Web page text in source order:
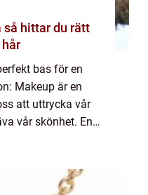
bas för en
Makeup är en
att uttrycka vår
vår skönhet. En